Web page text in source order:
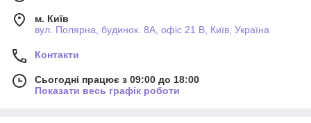
м. Київ
вул. Полярна, будинок. 8А, офіс 21 В, Київ, Україна
Контакти
Сьогодні працює з 09:00 до 18:00
Показати весь графік роботи